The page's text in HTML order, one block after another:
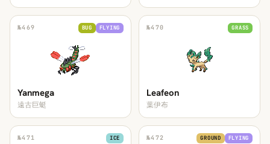
№469 BUG FLYING
Yanmega
遠古巨蜓
№470 GRASS
Leafeon
葉伊布
№471 ICE №472 GROUND FLYING